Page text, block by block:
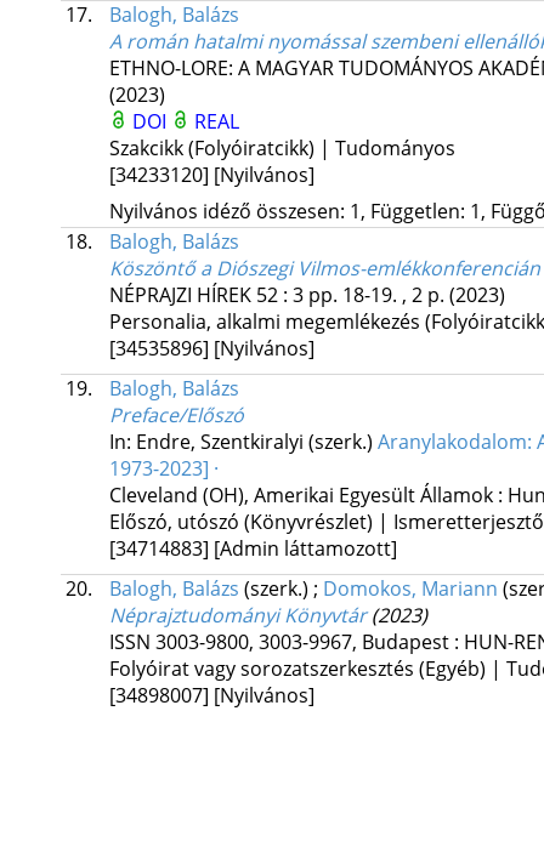
17.
Balogh, Balázs
A román hatalmi nyomással szembeni
ETHNO-LORE: A MAGYAR TUDOMÁNYOS
(2023)
DOI
REAL
Szakcikk (Folyóiratcikk) | Tudományos
[34233120] [Nyilvános]
Nyilvános idéző összesen: 1, Független: 1,
18.
Balogh, Balázs
Köszöntő a Diószegi Vilmos-
NÉPRAJZI HÍREK 52: 3 pp. 18-19. , 2 p. (2023)
Personalia, alkalmi megemlékezés
[34535896] [Nyilvános]
19.
Balogh, Balázs
Preface/Előszó
In: Endre, Szentkiralyi (szerk.) Aranylakodalom:
1973-2023] ·
Cleveland (OH), Amerikai Egyesült Államok :
Előszó, utószó (Könyvrészlet) | Ismeretterjesztő
[34714883] [Admin láttamozott]
20.
Balogh, Balázs (szerk.) ; Domokos, Mariann
Néprajztudományi Könyvtár (2023)
ISSN 3003-9800, 3003-9967, Budapest : HUN-
Folyóirat vagy sorozatszerkesztés (Egyéb) |
[34898007] [Nyilvános]